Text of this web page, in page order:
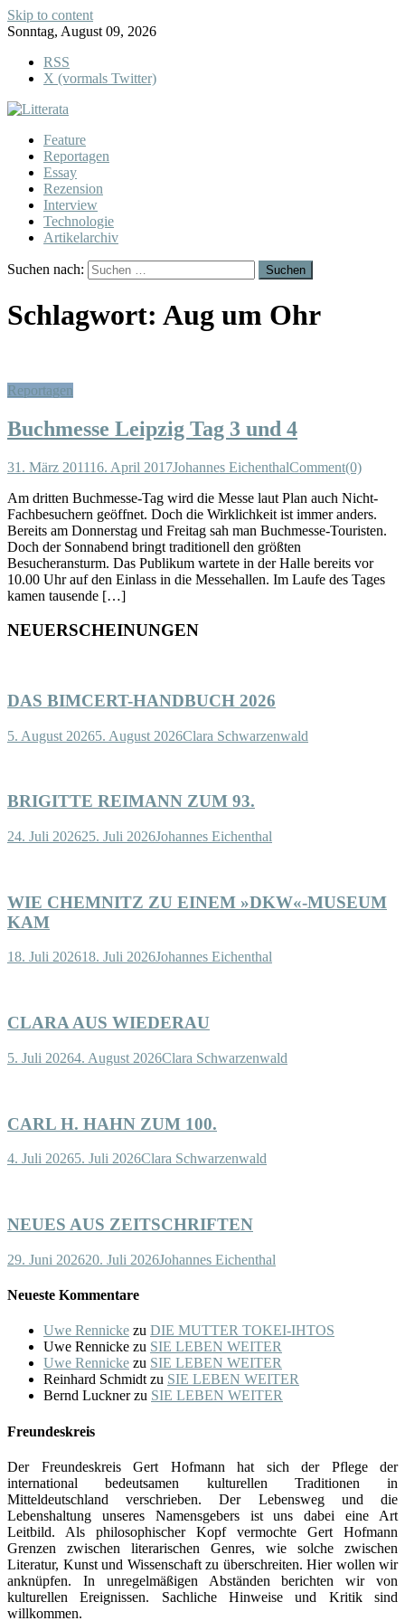
Skip to content
Sonntag, August 09, 2026
RSS
X (vormals Twitter)
Feature
Reportagen
Essay
Rezension
Interview
Technologie
Artikelarchiv
Suchen nach:
Schlagwort: Aug um Ohr
Reportagen
Buchmesse Leipzig Tag 3 und 4
31. März 201116. April 2017Johannes EichenthalComment(0)
Am dritten Buchmesse-Tag wird die Messe laut Plan auch Nicht-
Fachbesuchern geöffnet. Doch die Wirklichkeit ist immer anders.
Bereits am Donnerstag und Freitag sah man Buchmesse-Touristen.
Doch der Sonnabend bringt traditionell den größten
Besucheransturm. Das Publikum wartete in der Halle bereits vor
10.00 Uhr auf den Einlass in die Messehallen. Im Laufe des Tages
kamen tausende […]
NEUERSCHEINUNGEN
DAS BIMCERT-HANDBUCH 2026
5. August 20265. August 2026Clara Schwarzenwald
BRIGITTE REIMANN ZUM 93.
24. Juli 202625. Juli 2026Johannes Eichenthal
WIE CHEMNITZ ZU EINEM »DKW«-MUSEUM
KAM
18. Juli 202618. Juli 2026Johannes Eichenthal
CLARA AUS WIEDERAU
5. Juli 20264. August 2026Clara Schwarzenwald
CARL H. HAHN ZUM 100.
4. Juli 20265. Juli 2026Clara Schwarzenwald
NEUES AUS ZEITSCHRIFTEN
29. Juni 202620. Juli 2026Johannes Eichenthal
Neueste Kommentare
Uwe Rennicke zu DIE MUTTER TOKEI-IHTOS
Uwe Rennicke zu SIE LEBEN WEITER
Uwe Rennicke zu SIE LEBEN WEITER
Reinhard Schmidt zu SIE LEBEN WEITER
Bernd Lucknerzu SIE LEBEN WEITER
Freundeskreis
Der Freundeskreis Gert Hofmann hat sich der Pflege der
international bedeutsamen kulturellen Traditionen in
Mitteldeutschland verschrieben. Der Lebensweg und die
Lebenshaltung unseres Namensgebers ist uns dabei eine Art
Leitbild. Als philosophischer Kopf vermochte Gert Hofmann
Grenzen zwischen literarischen Genres, wie solche zwischen
Literatur, Kunst und Wissenschaft zu überschreiten. Hier wollen wir
anknüpfen. In unregelmäßigen Abständen berichten wir von
kulturellen Ereignissen. Sachliche Hinweise und Kritik sind
willkommen.